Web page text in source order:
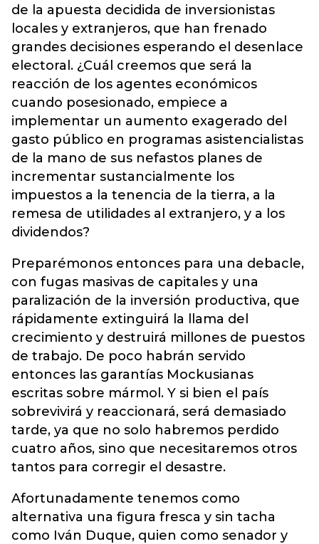
de la apuesta decidida de inversionistas
locales y extranjeros, que han frenado
grandes decisiones esperando el desenlace
electoral. ¿Cuál creemos que será la
reacción de los agentes económicos
cuando posesionado, empiece a
implementar un aumento exagerado del
gasto público en programas asistencialistas
de la mano de sus nefastos planes de
incrementar sustancialmente los
impuestos a la tenencia de la tierra, a la
remesa de utilidades al extranjero, y a los
dividendos?
Preparémonos entonces para una debacle,
con fugas masivas de capitales y una
paralización de la inversión productiva, que
rápidamente extinguirá la llama del
crecimiento y destruirá millones de puestos
de trabajo. De poco habrán servido
entonces las garantías Mockusianas
escritas sobre mármol. Y si bien el país
sobrevivirá y reaccionará, será demasiado
tarde, ya que no solo habremos perdido
cuatro años, sino que necesitaremos otros
tantos para corregir el desastre.
Afortunadamente tenemos como
alternativa una figura fresca y sin tacha
como Iván Duque, quien como senador y